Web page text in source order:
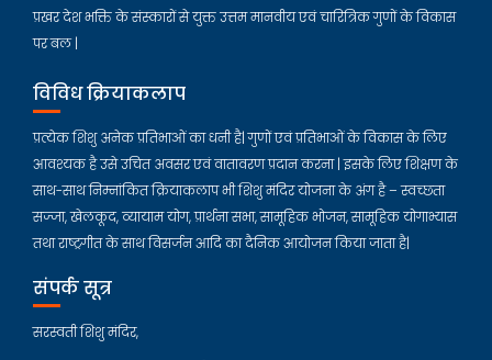
प्रखर देश भक्ति के संस्कारों से युक्त उत्तम मानवीय एवं चारित्रिक गुणों के विकास
पर बल |
विविध क्रियाकलाप
प्रत्येक शिशु अनेक प्रतिभाओं का धनी है| गुणों एवं प्रतिभाओं के विकास के लिए
आवश्यक है उसे उचित अवसर एवं वातावरण प्रदान करना | इसके लिए शिक्षण के
साथ-साथ निम्नांकित क्रियाकलाप भी शिशु मंदिर योजना के अंग है – स्वच्छता
सज्जा, खेलकूद, व्यायाम योग, प्रार्थना सभा, सामूहिक भोजन, सामूहिक योगाभ्यास
तथा राष्ट्रगीत के साथ विसर्जन आदि का दैनिक आयोजन किया जाता है|
संपर्क सूत्र
सरस्वती शिशु मंदिर,